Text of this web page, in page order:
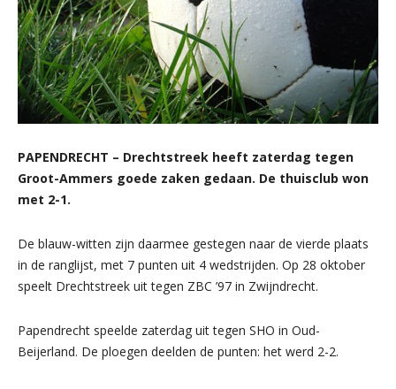
PAPENDRECHT – Drechtstreek heeft zaterdag tegen
Groot-Ammers goede zaken gedaan. De thuisclub won
met 2-1.
De blauw-witten zijn daarmee gestegen naar de vierde plaats
in de ranglijst, met 7 punten uit 4 wedstrijden. Op 28 oktober
speelt Drechtstreek uit tegen ZBC ’97 in Zwijndrecht.
Papendrecht speelde zaterdag uit tegen SHO in Oud-
Beijerland. De ploegen deelden de punten: het werd 2-2.